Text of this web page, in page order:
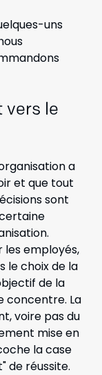
uns
vers le
a
et que tout
sont
les employés,
le choix de la
de la
concentre. La
voire pas du
mise en
la case
de réussite.